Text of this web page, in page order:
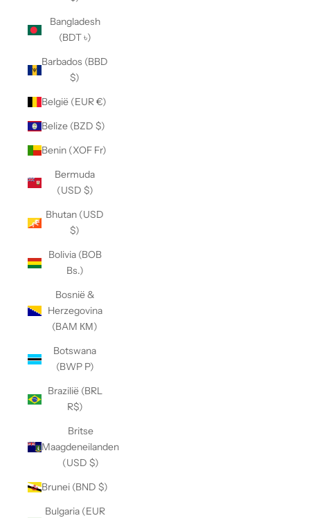
Bangladesh
(BDT ৳)
Barbados (BBD
$)
België (EUR €)
Belize (BZD $)
Benin (XOF Fr)
Bermuda
(USD $)
Bhutan (USD
$)
Bolivia (BOB
Bs.)
Bosnië &
Herzegovina
(BAM КМ)
Botswana
(BWP P)
Brazilië (BRL
R$)
Britse
Maagdeneilanden
(USD $)
Brunei (BND $)
Bulgaria (EUR